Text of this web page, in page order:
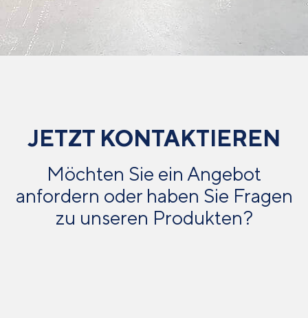
JETZT KONTAKTIEREN
Möchten Sie ein Angebot
anfordern oder haben Sie Fragen
zu unseren Produkten?